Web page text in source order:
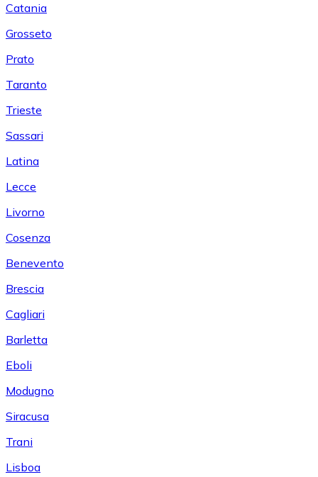
Catania
Grosseto
Prato
Taranto
Trieste
Sassari
Latina
Lecce
Livorno
Cosenza
Benevento
Brescia
Cagliari
Barletta
Eboli
Modugno
Siracusa
Trani
Lisboa